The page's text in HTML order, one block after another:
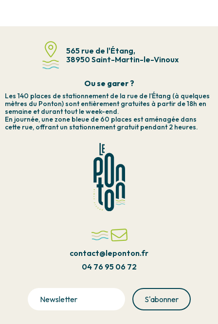
565 rue de l'Étang,
38950 Saint-Martin-le-Vinoux
Ou se garer ?
Les 140 places de stationnement de la rue de l’Étang (à quelques
mètres du Ponton) sont entièrement gratuites à partir de 18h en
semaine et durant tout le week-end.
En journée, une zone bleue de 60 places est aménagée dans
cette rue, offrant un stationnement gratuit pendant 2 heures.
contact@leponton.fr
04 76 95 06 72